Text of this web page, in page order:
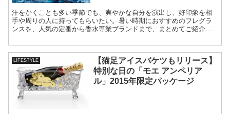
汗をかくことも多い季節でも、爽やかな自分を演出し、好印象を相
手や周りの人に持ってもらいたい。暑い時期におすすめのフレグラ
ンスを、人気の定番から香水専業ブランドまで、まとめてご紹介し
LIFESTYLE
【猫足アイスバケツもリリース】
特別な日の「モエ アンペリア
ル」2015年限定パッケージ